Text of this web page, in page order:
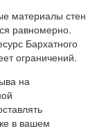
материалы стен
равномерно.
Бархатного
ограничений.
на
в вашем